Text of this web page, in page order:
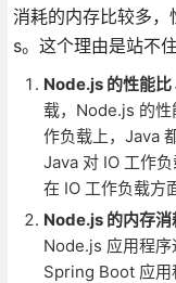
消耗的内存比较多
s。这个理由是站不住
Node.js 的性能比
载，Node.js 的性
作负载上，Java
Java 对 IO 工作
在 IO 工作负载方
Node.js 的内存消
Node.js 应用程
Spring Boot 应用